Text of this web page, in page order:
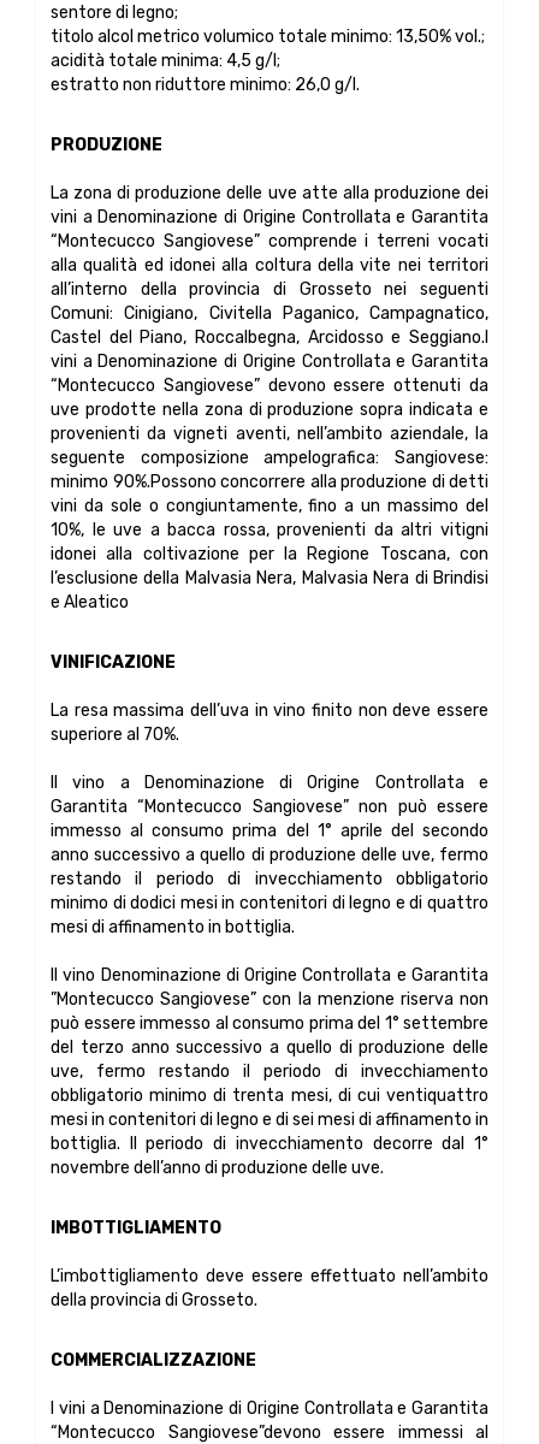
sentore di legno;
titolo alcol metrico volumico totale minimo: 13,50% vol.;
acidità totale minima: 4,5 g/l;
estratto non riduttore minimo: 26,0 g/l.
PRODUZIONE
La zona di produzione delle uve atte alla produzione dei
vini a Denominazione di Origine Controllata e Garantita
“Montecucco Sangiovese” comprende i terreni vocati
alla qualità ed idonei alla coltura della vite nei territori
all’interno della provincia di Grosseto nei seguenti
Comuni: Cinigiano, Civitella Paganico, Campagnatico,
Castel del Piano, Roccalbegna, Arcidosso e Seggiano.I
vini a Denominazione di Origine Controllata e Garantita
“Montecucco Sangiovese” devono essere ottenuti da
uve prodotte nella zona di produzione sopra indicata e
provenienti da vigneti aventi, nell’ambito aziendale, la
seguente composizione ampelografica: Sangiovese:
minimo 90%.Possono concorrere alla produzione di detti
vini da sole o congiuntamente, fino a un massimo del
10%, le uve a bacca rossa, provenienti da altri vitigni
idonei alla coltivazione per la Regione Toscana, con
l’esclusione della Malvasia Nera, Malvasia Nera di Brindisi
e Aleatico
VINIFICAZIONE
La resa massima dell’uva in vino finito non deve essere
superiore al 70%.
Il vino a Denominazione di Origine Controllata e
Garantita “Montecucco Sangiovese” non può essere
immesso al consumo prima del 1° aprile del secondo
anno successivo a quello di produzione delle uve, fermo
restando il periodo di invecchiamento obbligatorio
minimo di dodici mesi in contenitori di legno e di quattro
mesi di affinamento in bottiglia.
Il vino Denominazione di Origine Controllata e Garantita
”Montecucco Sangiovese” con la menzione riserva non
può essere immesso al consumo prima del 1° settembre
del terzo anno successivo a quello di produzione delle
uve, fermo restando il periodo di invecchiamento
obbligatorio minimo di trenta mesi, di cui ventiquattro
mesi in contenitori di legno e di sei mesi di affinamento in
bottiglia. Il periodo di invecchiamento decorre dal 1°
novembre dell’anno di produzione delle uve.
IMBOTTIGLIAMENTO
L’imbottigliamento deve essere effettuato nell’ambito
della provincia di Grosseto.
COMMERCIALIZZAZIONE
I vini a Denominazione di Origine Controllata e Garantita
“Montecucco Sangiovese”devono essere immessi al